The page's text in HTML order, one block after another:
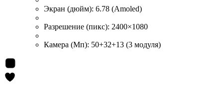
Экран (дюйм): 6.78 (Amoled)
Разрешение (пикс): 2400×1080
Камера (Мп): 50+32+13 (3 модуля)